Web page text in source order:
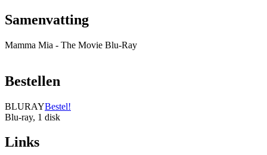
Samenvatting
Mamma Mia - The Movie Blu-Ray
Bestellen
BLURAYBestel!
Blu-ray, 1 disk
Links